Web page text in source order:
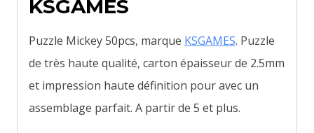
KSGAMES
Puzzle Mickey 50pcs, marque KSGAMES. Puzzle
de très haute qualité, carton épaisseur de 2.5mm
et impression haute définition pour avec un
assemblage parfait. A partir de 5 et plus.